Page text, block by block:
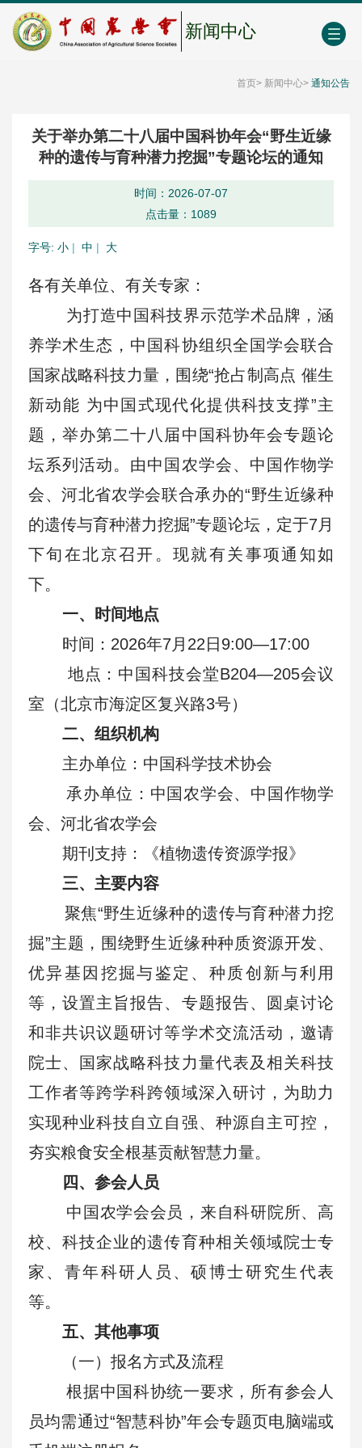
新闻中心
中国农业农村人才网 中心学会门户网
首页> 新闻中心> 通知公告
关于举办第二十八届中国科协年会“野生近缘
种的遗传与育种潜力挖掘”专题论坛的通知
时间：2026-07-07
点击量： 1089
字号: 小 | 中 | 大
各有关单位、有关专家：
为打造中国科技界示范学术品牌，涵
养学术生态，中国科协组织全国学会联合
国家战略科技力量，围绕“抢占制高点 催生
新动能 为中国式现代化提供科技支撑”主
题，举办第二十八届中国科协年会专题论
坛系列活动。由中国农学会、中国作物学
会、河北省农学会联合承办的“野生近缘种
的遗传与育种潜力挖掘”专题论坛，定于7月
下旬在北京召开。现就有关事项通知如
下。
一、时间地点
时间：2026年7月22日9:00—17:00
地点：中国科技会堂B204—205会议
室（北京市海淀区复兴路3号）
二、组织机构
主办单位：中国科学技术协会
承办单位：中国农学会、中国作物学
会、河北省农学会
期刊支持：《植物遗传资源学报》
三、主要内容
聚焦“野生近缘种的遗传与育种潜力挖
掘”主题，围绕野生近缘种种质资源开发、
优异基因挖掘与鉴定、种质创新与利用
等，设置主旨报告、专题报告、圆桌讨论
和非共识议题研讨等学术交流活动，邀请
院士、国家战略科技力量代表及相关科技
工作者等跨学科跨领域深入研讨，为助力
实现种业科技自立自强、种源自主可控，
夯实粮食安全根基贡献智慧力量。
四、参会人员
中国农学会会员，来自科研院所、高
校、科技企业的遗传育种相关领域院士专
家、青年科研人员、硕博士研究生代表
等。
五、其他事项
（一）报名方式及流程
根据中国科协统一要求，所有参会人
员均需通过“智慧科协”年会专题页电脑端或